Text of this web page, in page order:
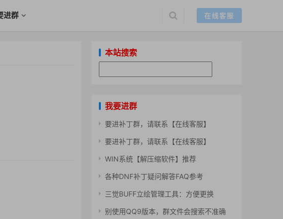
进群 在线客服
本站搜索
我要进群
要进补丁群，请联系【在线客服】
要进补丁群，请联系【在线客服】
WIN系统【解压缩软件】推荐
各种DNF补丁疑问解答FAQ参考
三觉BUFF立绘管理工具：方便更换
别使用QQ9版本，群文件会搜索不准确